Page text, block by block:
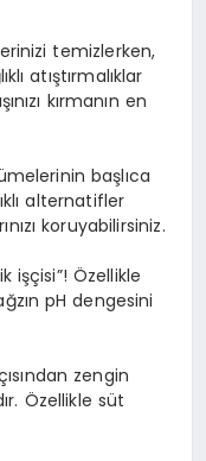
temizlerken,
atıştırmalıklar
kırmanın en
başlıca
alternatifler
koruyabilirsiniz.
işçisi”! Özellikle
pH dengesini
zengin
Özellikle süt